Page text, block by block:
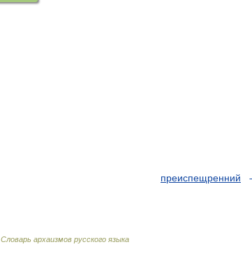
преиспещренний
Cловарь архаизмов русского языка